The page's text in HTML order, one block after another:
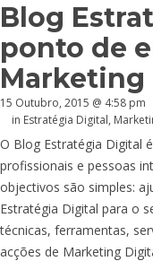
Blog
ponto de
Marketing
15 Outubro, 2015 @ 4:58 pm
in Estratégia Digital,
O Blog Estratégia Digital
profissionais e pessoas
objectivos são simples:
Estratégia Digital para o
técnicas, ferramentas,
acções de Marketing